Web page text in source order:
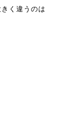
く違うのは